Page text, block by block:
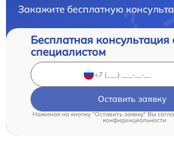
Закажите бесплатную
Бесплатная консультация
специалистом
Оставить заявку
Нажимая на кнопку "Оставить заявку" Вы
конфиденциальности